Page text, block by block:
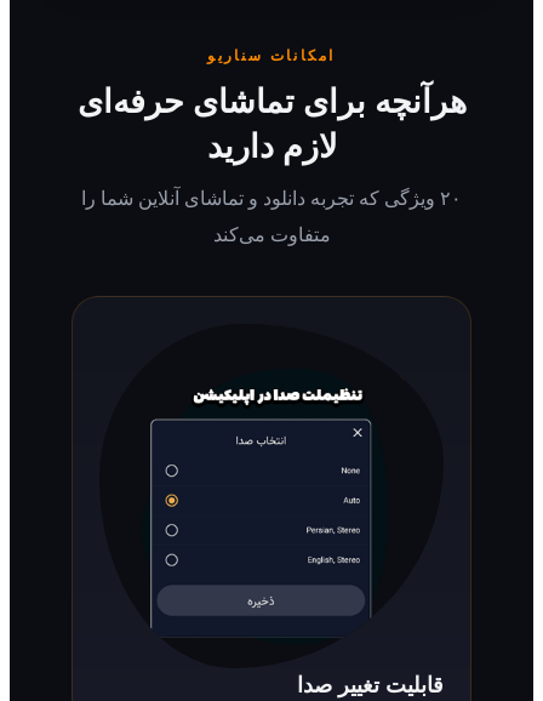
امکانات سناریو
برای تماشای حرفه‌ای
لازم دارید
۲۰ ویژگی که تجربه دانلود و تماشای آنلاین شما را
متفاوت می‌کند
قابلیت تغییر صدا